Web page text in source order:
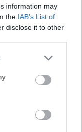
information may
the IAB’s List of
disclose it to other
or more Google
You may click to
party tags to
in below Google